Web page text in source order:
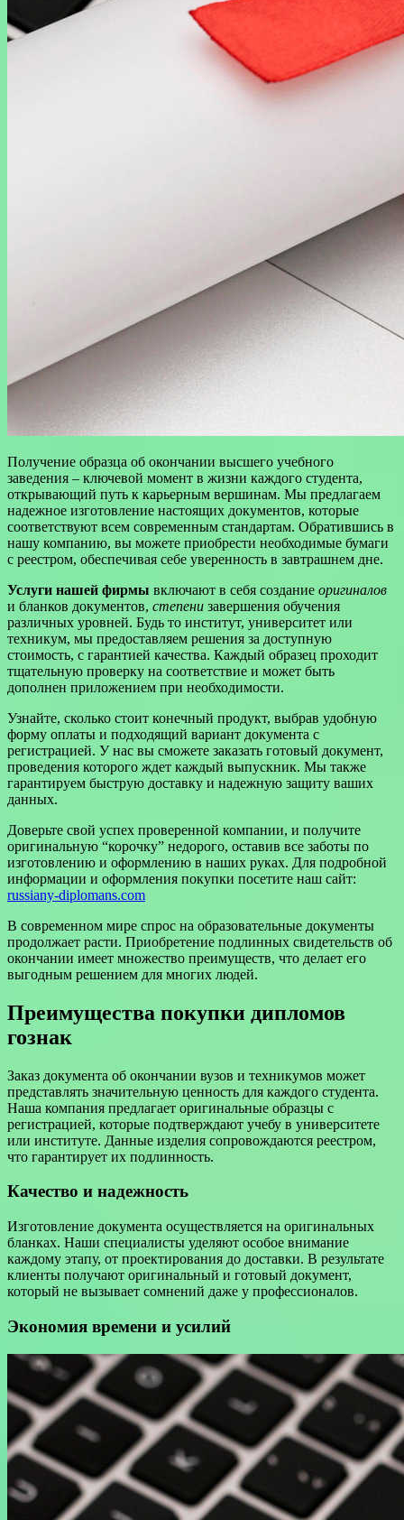
Получение образца об окончании высшего учебного
заведения – ключевой момент в жизни каждого студента,
открывающий путь к карьерным вершинам. Мы предлагаем
надежное изготовление настоящих документов, которые
соответствуют всем современным стандартам. Обратившись в
нашу компанию, вы можете приобрести необходимые бумаги
с реестром, обеспечивая себе уверенность в завтрашнем дне.
Услуги нашей фирмы включают в себя создание оригиналов
и бланков документов, степени завершения обучения
различных уровней. Будь то институт, университет или
техникум, мы предоставляем решения за доступную
стоимость, с гарантией качества. Каждый образец проходит
тщательную проверку на соответствие и может быть
дополнен приложением при необходимости.
Узнайте, сколько стоит конечный продукт, выбрав удобную
форму оплаты и подходящий вариант документа с
регистрацией. У нас вы сможете заказать готовый документ,
проведения которого ждет каждый выпускник. Мы также
гарантируем быструю доставку и надежную защиту ваших
данных.
Доверьте свой успех проверенной компании, и получите
оригинальную “корочку” недорого, оставив все заботы по
изготовлению и оформлению в наших руках. Для подробной
информации и оформления покупки посетите наш сайт:
russiany-diplomans.com
В современном мире спрос на образовательные документы
продолжает расти. Приобретение подлинных свидетельств об
окончании имеет множество преимуществ, что делает его
выгодным решением для многих людей.
Преимущества покупки дипломов
гознак
Заказ документа об окончании вузов и техникумов может
представлять значительную ценность для каждого студента.
Наша компания предлагает оригинальные образцы с
регистрацией, которые подтверждают учебу в университете
или институте. Данные изделия сопровождаются реестром,
что гарантирует их подлинность.
Качество и надежность
Изготовление документа осуществляется на оригинальных
бланках. Наши специалисты уделяют особое внимание
каждому этапу, от проектирования до доставки. В результате
клиенты получают оригинальный и готовый документ,
который не вызывает сомнений даже у профессионалов.
Экономия времени и усилий